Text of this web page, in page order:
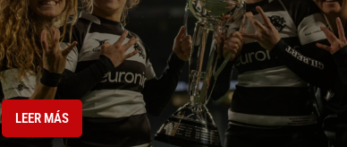
LEER MÁS